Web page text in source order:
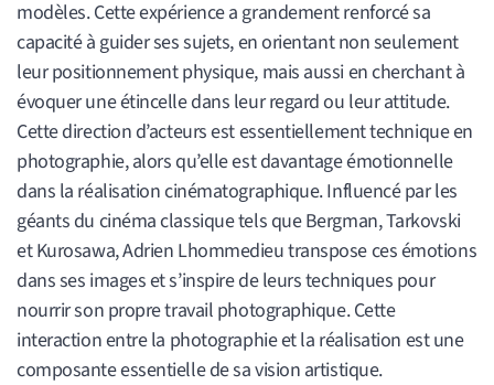
modèles. Cette expérience a grandement renforcé sa
capacité à guider ses sujets, en orientant non seulement
leur positionnement physique, mais aussi en cherchant à
évoquer une étincelle dans leur regard ou leur attitude.
Cette direction d’acteurs est essentiellement technique en
photographie, alors qu’elle est davantage émotionnelle
dans la réalisation cinématographique. Influencé par les
géants du cinéma classique tels que Bergman, Tarkovski
et Kurosawa, Adrien Lhommedieu transpose ces émotions
dans ses images et s’inspire de leurs techniques pour
nourrir son propre travail photographique. Cette
interaction entre la photographie et la réalisation est une
composante essentielle de sa vision artistique.